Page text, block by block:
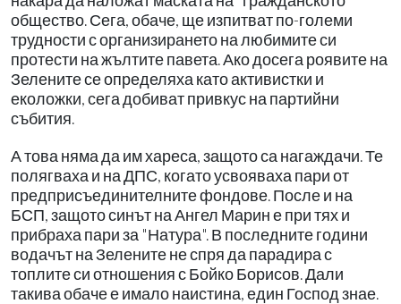
общество. Сега, обаче, ще изпитват по-големи
трудности с организирането на любимите си
протести на жълтите павета. Ако досега роявите на
Зелените се определяха като активистки и
еколожки, сега добиват привкус на партийни
събития.
А това няма да им хареса, защото са нагаждачи. Те
полягваха и на ДПС, когато усвояваха пари от
предприсъединителните фондове. После и на
БСП, защото синът на Ангел Марин е при тях и
прибраха пари за "Натура". В последните години
водачът на Зелените не спря да парадира с
топлите си отношения с Бойко Борисов. Дали
такива обаче е имало наистина, един Господ знае.